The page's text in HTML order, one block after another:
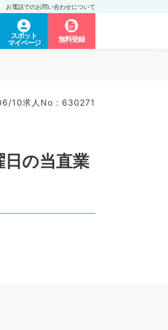
お電話でのお問い合わせについて
スポット
マイページ
無料登録
10求人No : 630271
の当直業